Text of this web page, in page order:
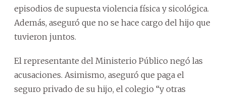
episodios de supuesta violencia física y sicológica.
Además, aseguró que no se hace cargo del hijo que
tuvieron juntos.
El representante del Ministerio Público negó las
acusaciones. Asimismo, aseguró que paga el
seguro privado de su hijo, el colegio “y otras